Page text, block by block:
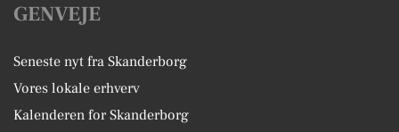
GENVEJE
Seneste nyt fra Skanderborg
Vores lokale erhverv
Kalenderen for Skanderborg